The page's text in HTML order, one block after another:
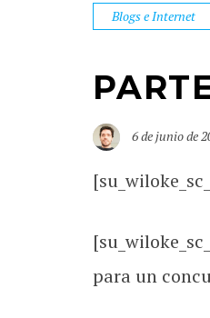
Blogs e Internet
6 de junio de
para un